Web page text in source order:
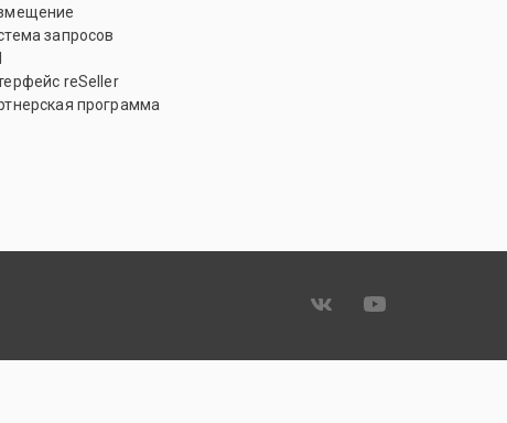
запросов
reSeller
программа